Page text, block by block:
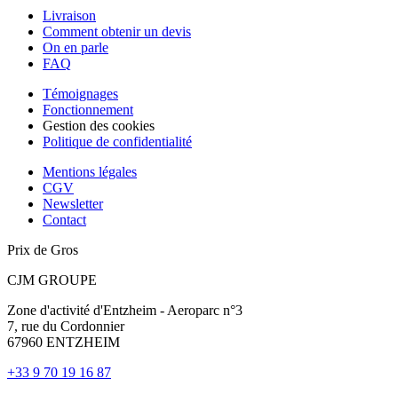
Livraison
Comment obtenir un devis
On en parle
FAQ
Témoignages
Fonctionnement
Gestion des cookies
Politique de confidentialité
Mentions légales
CGV
Newsletter
Contact
Prix de Gros
CJM GROUPE
Zone d'activité d'Entzheim - Aeroparc n°3
7, rue du Cordonnier
67960 ENTZHEIM
+33 9 70 19 16 87